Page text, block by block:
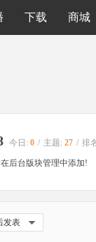
下载 商城
今日: 0 / 主题: 27 / 排
后台版块管理中添加!
发表